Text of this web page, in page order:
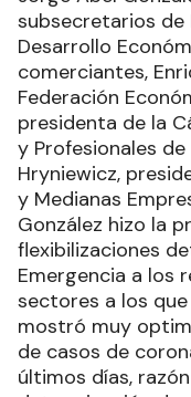
subsecretarios de
Desarrollo
comerciantes,
Federación
presidenta de la
y Profesionales
Hryniewicz,
y Medianas
González hizo la
flexibilizaciones
Emergencia a los
sectores a los
mostró muy
de casos de
últimos días,